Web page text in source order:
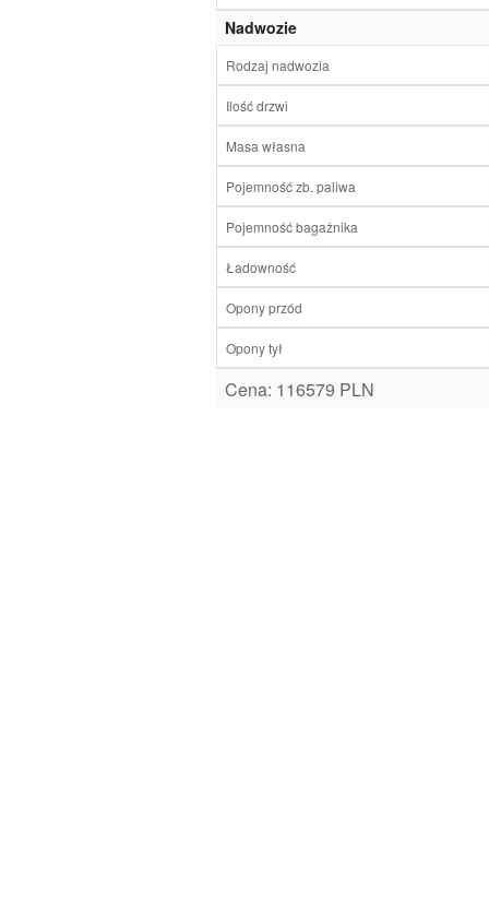
Nadwozie
Rodzaj nadwozia
Ilość drzwi
Masa własna
Pojemność zb. paliwa
Pojemność bagażnika
Ładowność
Opony przód
Opony tył
Cena: 116579 PLN